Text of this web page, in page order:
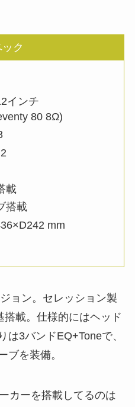
ック
インチ
80 8Ω)
載
搭載
mm
ョン。セレッション製
載。仕様的にはヘッド
は3バンドEQ+Toneで、
ブを装備。
カーを搭載してるのは